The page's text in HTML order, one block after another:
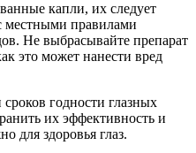
капли, их следует
местными правилами
Не выбрасывайте препарат
это может нанести вред
годности глазных
их эффективность и
для здоровья глаз.